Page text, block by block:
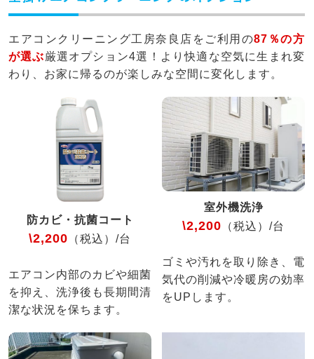
エアコンクリーニング工房奈良店をご利用の87％の方
が選ぶ厳選オプション4選！より快適な空気に生まれ変
わり、お家に帰るのが楽しみな空間に変化します。
防カビ・抗菌コート
\2,200 （税込）/台
エアコン内部のカビや細菌
を抑え、洗浄後も長期間清
潔な状況を保ちます。
室外機洗浄
\2,200 （税込）/台
ゴミや汚れを取り除き、電
気代の削減や冷暖房の効率
をUPします。